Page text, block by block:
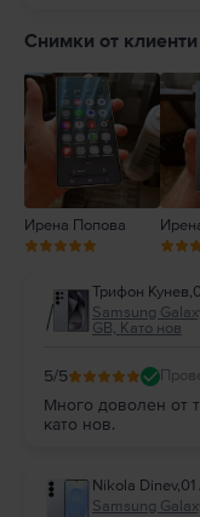
Снимки от клиенти
Ирена Попова
Трифон Кунев,
Samsung
GB, Като нов
5/5
Много доволен от
като нов.
Nikola Dinev,
Samsung